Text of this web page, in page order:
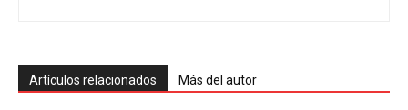
Artículos relacionados Más del autor